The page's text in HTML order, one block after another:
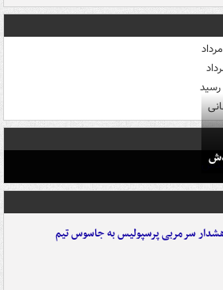
سرمربی پرسپولیس به جاسوس تیم